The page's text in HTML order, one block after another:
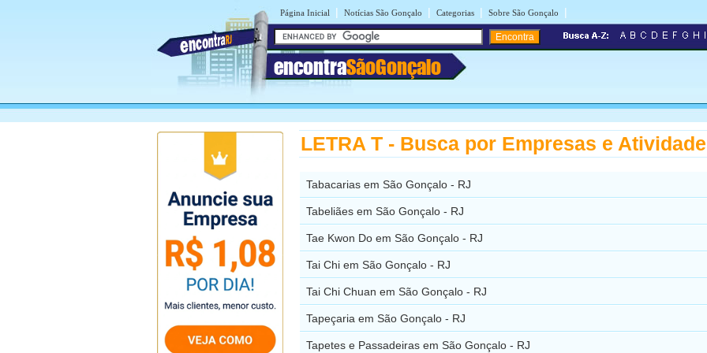
Página Inicial | Notícias São Gonçalo | Categorias | Sobre São Gonçalo |
encontraSãoGonçalo
LETRA T - Busca por Empresas e
Tabacarias em São Gonçalo - RJ
Tabeliães em São Gonçalo - RJ
Tae Kwon Do em São Gonçalo - RJ
Tai Chi em São Gonçalo - RJ
Tai Chi Chuan em São Gonçalo - RJ
Tapeçaria em São Gonçalo - RJ
Tapetes e Passadeiras em São Gonçalo - RJ